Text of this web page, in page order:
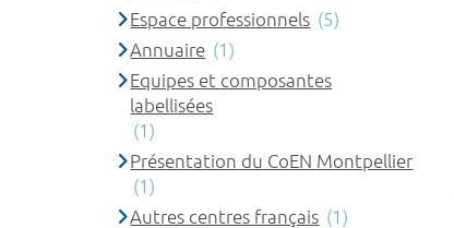
Espace professionnels (5)
Annuaire (1)
Equipes et composantes
labellisées
(1)
Présentation du CoEN Montpellier
(1)
Autres centres français (1)